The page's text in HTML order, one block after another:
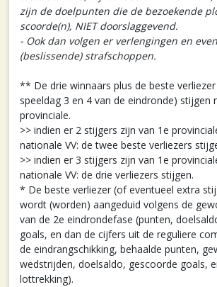
zijn de doelpunten die de bezoekende
scoorde(n), NIET doorslaggevend.
- Ook dan volgen er verlengingen en
(beslissende) strafschoppen.
** De drie winnaars plus de beste
speeldag 3 en 4 van de eindronde) stijgen
provinciale.
>> indien er 2 stijgers zijn van 1e
nationale VV: de twee beste verliezers
>> indien er 3 stijgers zijn van 1e
nationale VV: de drie verliezers stijgen.
* De beste verliezer (of eventueel extra
wordt (worden) aangeduid volgens de
van de 2e eindrondefase (punten,
goals, en dan de cijfers uit de reguliere
de eindrangschikking, behaalde punten,
wedstrijden, doelsaldo, gescoorde goals,
lottrekking).